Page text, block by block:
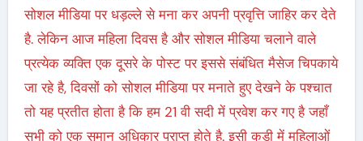
सोशल मीडिया पर धड़ल्ले से मना कर अपनी प्रवृत्ति जाहिर कर देते
है. लेकिन आज महिला दिवस है और सोशल मीडिया चलाने वाले
प्रत्येक व्यक्ति एक दूसरे के पोस्ट पर इससे संबंधित मैसेज चिपकाये
जा रहे है, दिवसों को सोशल मीडिया पर मनाते हुए देखने के पश्चात
तो यह प्रतीत होता है कि हम 21 वी सदी में प्रवेश कर गए है जहाँ
सभी को एक समान अधिकार प्राप्त होते है. इसी कड़ी में महिलाओं